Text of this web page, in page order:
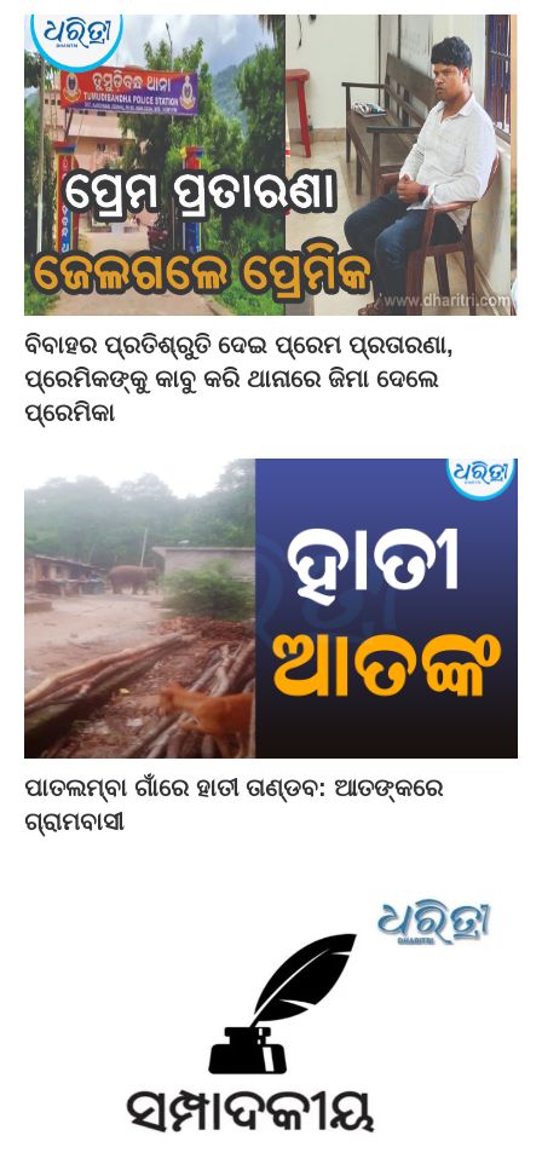
ବିବାହର ପ୍ରତିଶ୍ରୁତି ଦେଇ ପ୍ରେମ ପ୍ରତାରଣା,
ପ୍ରେମିକଙ୍କୁ କାବୁ କରି ଥାନାରେ ଜିମା ଦେଲେ
ପ୍ରେମିକା
ପାତଲମ୍ବା ଗାଁରେ ହାତୀ ତାଣ୍ଡବ: ଆତଙ୍କରେ
ଗ୍ରାମବାସୀ